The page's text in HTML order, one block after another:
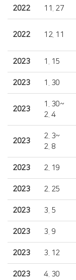
2022 11. 27
2022 12. 11
2023 1. 15
2023 1. 30
2023
1. 30~
2. 4
2023
2. 3~
2. 8
2023 2. 19
2023 2. 25
2023 3. 5
2023 3. 9
2023 3. 12
2023 4. 30